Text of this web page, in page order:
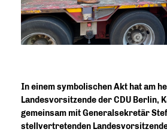
In einem symbolischen Akt hat am
Landesvorsitzende der CDU Berlin,
gemeinsam mit Generalsekretär
stellvertretenden